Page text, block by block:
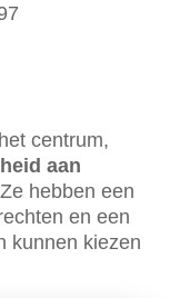
centrum,
aan
hebben een
en een
kunnen kiezen